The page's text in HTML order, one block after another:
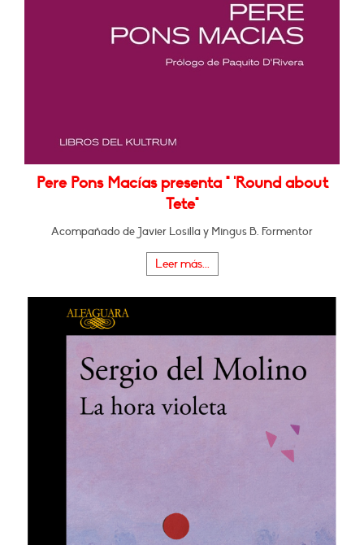
Pere Pons Macías presenta " 'Round about
Tete"
Acompañado de Javier Losilla y Mingus B. Formentor
Leer más...